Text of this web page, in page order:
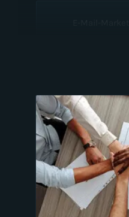
Branding und
Usability-Tests